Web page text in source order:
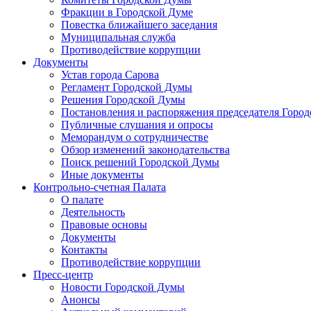
Фракции в Городской Думе
Повестка ближайшего заседания
Муниципальная служба
Противодействие коррупции
Документы
Устав города Сарова
Регламент Городской Думы
Решения Городской Думы
Постановления и распоряжения председателя
Публичные слушания и опросы
Меморандум о сотрудничестве
Обзор изменений законодательства
Поиск решений Городской Думы
Иные документы
Контрольно-счетная Палата
О палате
Деятельность
Правовые основы
Документы
Контакты
Противодействие коррупции
Пресс-центр
Новости Городской Думы
Анонсы